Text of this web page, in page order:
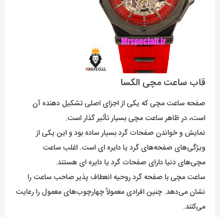
قاب ساعت مچی الکسا
صفحه ساعت مچی که یکی از اجزای اصلی تشکیل دهنده آن
است، در ظاهر ساعت مچی بسیار تأثیر گذار است.
نمایش و خواندن صفحات گرد بسیار ساده بود و این یکی از
ویژگی‌های صفحه‌های گرد یا دایره ای است. اغلب ساعت
مچی‌های دنیا دارای صفحات گرد یا دایره ای هستند.
ساعت مچی با صفحه گرد روحیه انعطاف پذیر صاحب ساعت را
نشان می‌دهد. چنین افرادی معمولاً چهارچوب‌های معمول را رعایت
می‌کنند.